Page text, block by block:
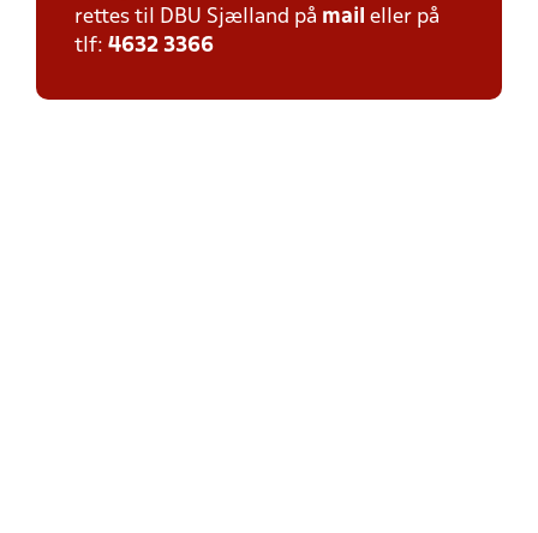
rettes til DBU Sjælland på mail eller på
tlf: 4632 3366